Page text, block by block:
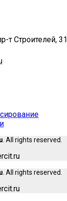
т Строителей, 31
. All rights reserved.
. All rights reserved.